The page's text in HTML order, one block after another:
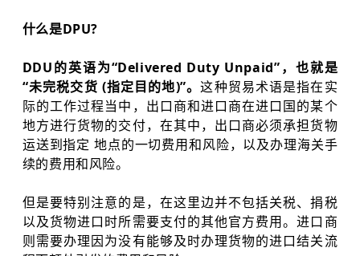
什么是DPU?
DDU的英语为“Delivered Duty Unpaid”，也就是
“未完税交货 (指定目的地)”。这种贸易术语是指在实
际的工作过程当中，出口商和进口商在进口国的某个
地方进行货物的交付，在其中，出口商必须承担货物
运送到指定 地点的一切费用和风险，以及办理海关手
续的费用和风险。
但是要特别注意的是，在这里边并不包括关税、捐税
以及货物进口时所需要支付的其他官方费用。进口商
则需要办理因为没有能够及时办理货物的进口结关流